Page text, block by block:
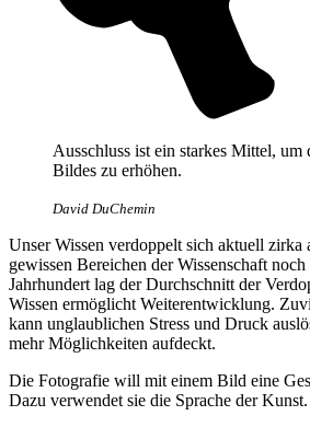
Ausschluss ist ein starkes Mittel, um
Bildes zu erhöhen.
David DuChemin
Unser Wissen verdoppelt sich aktuell zirka
gewissen Bereichen der Wissenschaft
Jahrhundert lag der Durchschnitt der
Wissen ermöglicht Weiterentwicklung.
kann unglaublichen Stress und Druck
mehr Möglichkeiten aufdeckt.
Die Fotografie will mit einem Bild eine
Dazu verwendet sie die Sprache der Kunst.